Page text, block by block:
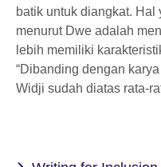
batik untuk diangkat.
menurut Dwe adalah
lebih memiliki
“Dibanding dengan
Widji sudah diatas rata-